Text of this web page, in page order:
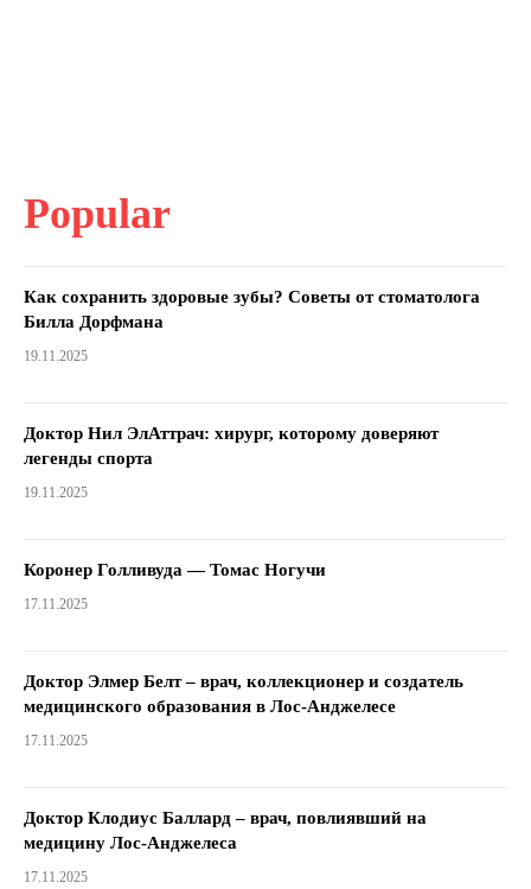
Popular
Как сохранить здоровые зубы? Советы от стоматолога
Билла Дорфмана
19.11.2025
Доктор Нил ЭлАттрач: хирург, которому доверяют
легенды спорта
19.11.2025
Коронер Голливуда — Томас Ногучи
17.11.2025
Доктор Элмер Белт – врач, коллекционер и создатель
медицинского образования в Лос-Анджелесе
17.11.2025
Доктор Клодиус Баллард – врач, повлиявший на
медицину Лос-Анджелеса
17.11.2025